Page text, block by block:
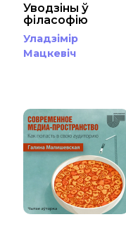
Уводзіны ў
філасофію
Уладзімір
Мацкевіч